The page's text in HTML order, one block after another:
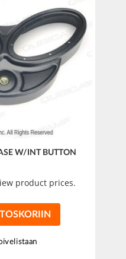
W/INT BUTTON
product prices.